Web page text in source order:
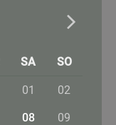
SA SO
01 02
08 09